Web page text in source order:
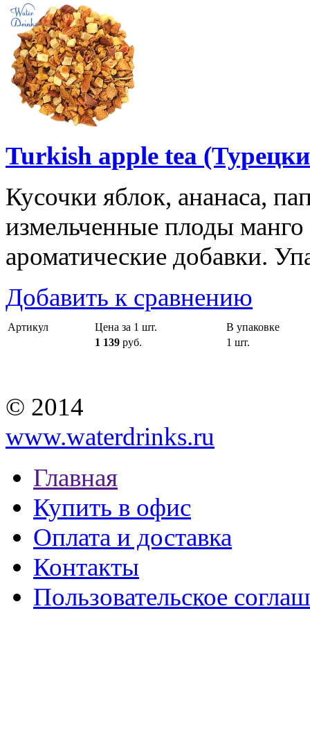
Turkish apple tea
Кусочки яблок, ананаса,
измельченные плоды
ароматические добавки.
Добавить к сравнению
Артикул Цена за 1 шт.
В упаковке
1 139 руб. 1 шт.
© 2014
www.waterdrinks.ru
Главная
Купить в офис
Оплата и доставка
Контакты
Пользовательское